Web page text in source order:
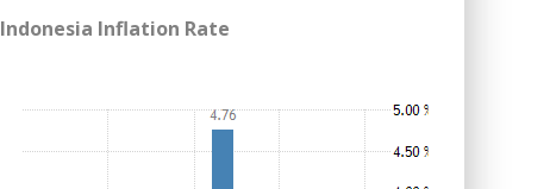
Indonesia Inflation Rate